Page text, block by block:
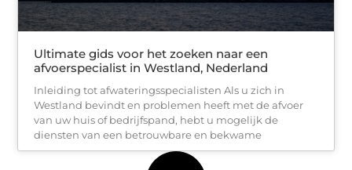
Ultimate gids voor het zoeken naar een
afvoerspecialist in Westland, Nederland
Inleiding tot afwateringsspecialisten Als u zich in
Westland bevindt en problemen heeft met de afvoer
van uw huis of bedrijfspand, hebt u mogelijk de
diensten van een betrouwbare en bekwame